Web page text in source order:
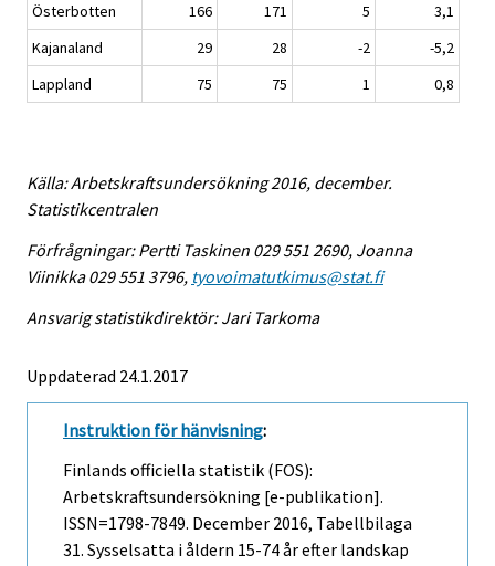
Österbotten
166 171 5
3,1
Kajanaland
29 28 -2
-5,2
Lappland
75 75 1 0,8
Källa: Arbetskraftsundersökning 2016, december.
Statistikcentralen
Förfrågningar: Pertti Taskinen 029 551 2690, Joanna
Viinikka 029 551 3796, tyovoimatutkimus@stat.fi
Ansvarig statistikdirektör: Jari Tarkoma
Uppdaterad 24.1.2017
Instruktion för hänvisning:
Finlands officiella statistik (FOS):
Arbetskraftsundersökning [e-publikation].
ISSN=1798-7849. December 2016, Tabellbilaga
31. Sysselsatta i åldern 15-74 år efter landskap